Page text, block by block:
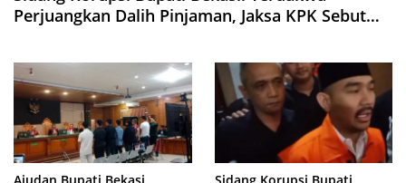
Perjuangkan Dalih Pinjaman, Jaksa KPK Sebut
Ajudan Bupati Bekasi
Sidang Korupsi Bupati